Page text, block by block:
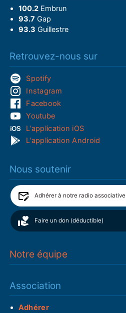
100.2Embrun
93.7 Gap
93.3 Guillestre
Retrouvez-nous sur
Spotify
Instagram
Facebook
Youtube
L'application iOS
L'application Android
Nous soutenir
Adhérer à notre radio associative
Faire un don (déductible)
Notre équipe
Association
Adhérer